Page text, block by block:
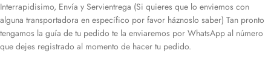
Interrapidisimo, Envía y Servientrega (Si quieres que lo enviemos con
alguna transportadora en específico por favor háznoslo saber) Tan pronto
tengamos la guía de tu pedido te la enviaremos por WhatsApp al número
que dejes registrado al momento de hacer tu pedido.